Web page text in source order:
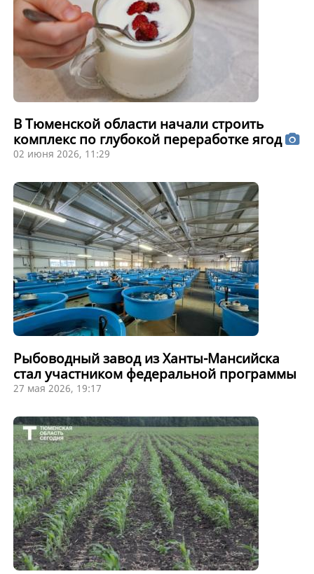
В Тюменской области начали строить
комплекс по глубокой переработке ягод
02 июня 2026, 11:29
Рыбоводный завод из Ханты-Мансийска
стал участником федеральной программы
27 мая 2026, 19:17